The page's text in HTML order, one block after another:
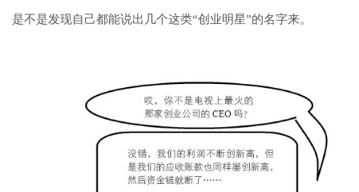
是不是发现自己都能说出几个这类“创业明星”的名字来。